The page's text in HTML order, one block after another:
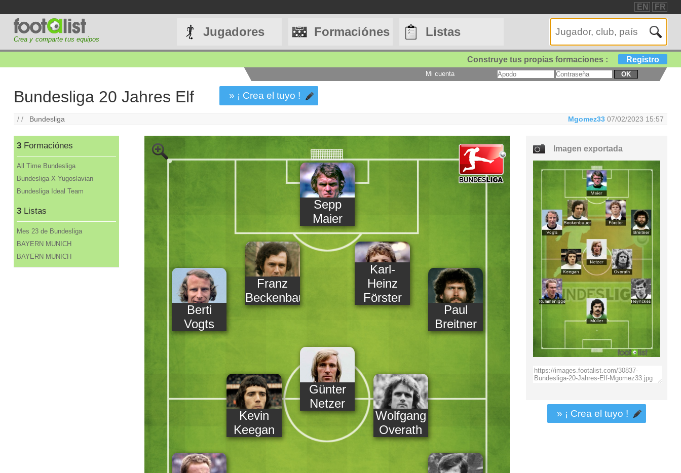
EN FR
Crea y comparte tus equipos
Jugadores Formaciónes Listas
Construye tus propias formaciones : Registro
Mi cuenta OK
Bundesliga 20 Jahres Elf » ¡ Crea el tuyo !
/ / Bundesliga Mgomez33 07/02/2023 15:57
3 Formaciónes
All Time Bundesliga
Bundesliga X Yugoslavian
Bundesliga Ideal Team
3 Listas
Mes 23 de Bundesliga
BAYERN MUNICH
BAYERN MUNICH
Sepp
Maier
Berti
Vogts
Franz
Beckenbauer
Karl-
Heinz
Förster
Paul
Breitner
Günter
Netzer
Kevin
Keegan
Wolfgang
Overath
Imagen exportada
» ¡ Crea el tuyo !